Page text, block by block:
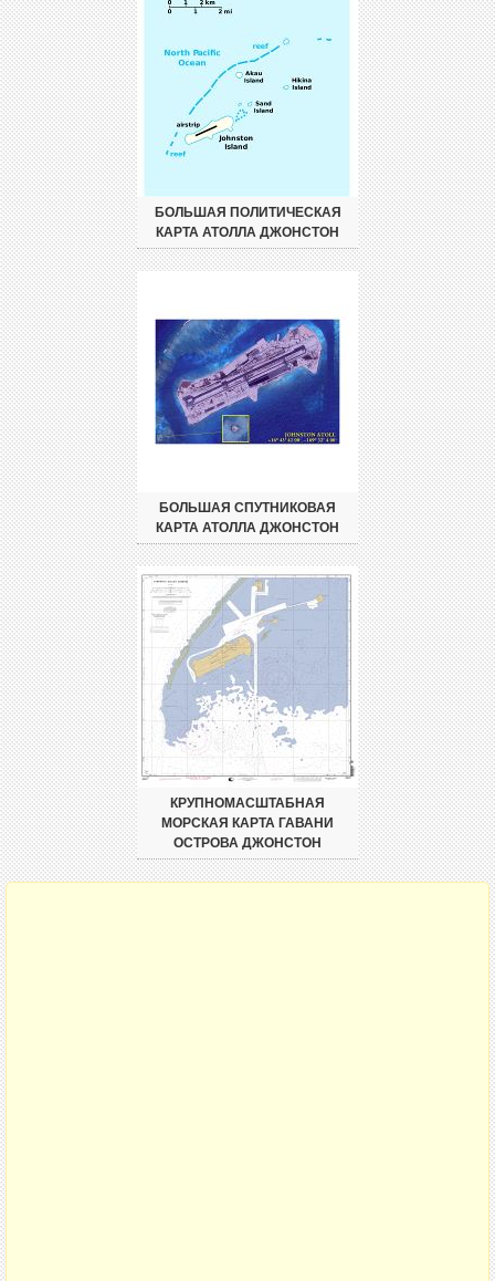
БОЛЬШАЯ ПОЛИТИЧЕСКАЯ
КАРТА АТОЛЛА ДЖОНСТОН
БОЛЬШАЯ СПУТНИКОВАЯ
КАРТА АТОЛЛА ДЖОНСТОН
КРУПНОМАСШТАБНАЯ
МОРСКАЯ КАРТА ГАВАНИ
ОСТРОВА ДЖОНСТОН